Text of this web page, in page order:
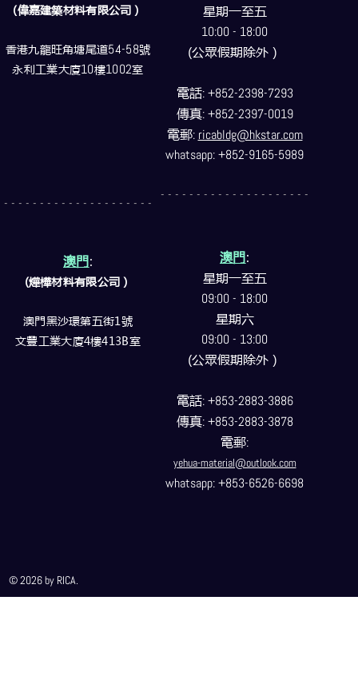
(偉嘉建築材料有限公司）
香港九龍旺角塘尾道54-58號
永利工業大廈10樓1002室
- - - - - - - - - - - - - - - - - - - - -
澳門:
(燁樺材料有限公司）
澳門黑沙環第五街1號
文豐工業大廈4樓413B室
星期一至五
10:00 - 18:00
(公眾假期除外）
電話: +852-2398-7293
傳真: +852-2397-0019
電郵: ricabldg@hkstar.com
whatsapp: +852-9165-5989
- - - - - - - - - - - - - - - - - - - - -
澳門:
星期一至五
09:00 - 18:00
星期六
09:00 - 13:00
(公眾假期除外）
電話: +853-2883-3886
傳真: +853-2883-3878
電郵:
yehua-material@outlook.com
whatsapp: +853-6526-6698
© 2026 by RICA.